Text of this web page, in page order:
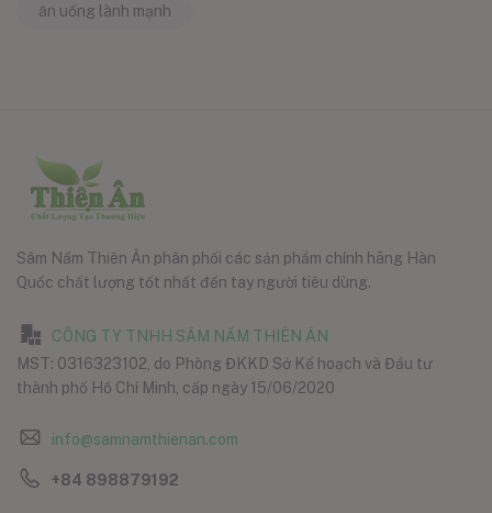
ăn uống lành mạnh
Sâm Nấm Thiên Ân phân phối các sản phẩm chính hãng Hàn
Quốc chất lượng tốt nhất đến tay người tiêu dùng.
CÔNG TY TNHH SÂM NẤM THIÊN ÂN
MST: 0316323102, do Phòng ĐKKD Sở Kế hoạch và Đầu tư
thành phố Hồ Chí Minh, cấp ngày 15/06/2020
info@samnamthienan.com
+84 898879192